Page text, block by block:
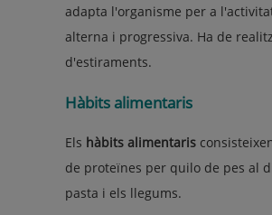
adapta l'organisme per a
alterna i progressiva. Ha de
d'estiraments.
Hàbits alimentaris
Els hàbits alimentaris
de proteïnes per quilo de pes al
pasta i els llegums.